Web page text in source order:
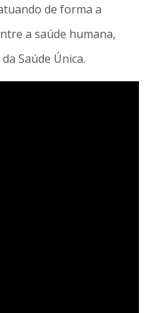
de forma a
a saúde humana,
Saúde Única.